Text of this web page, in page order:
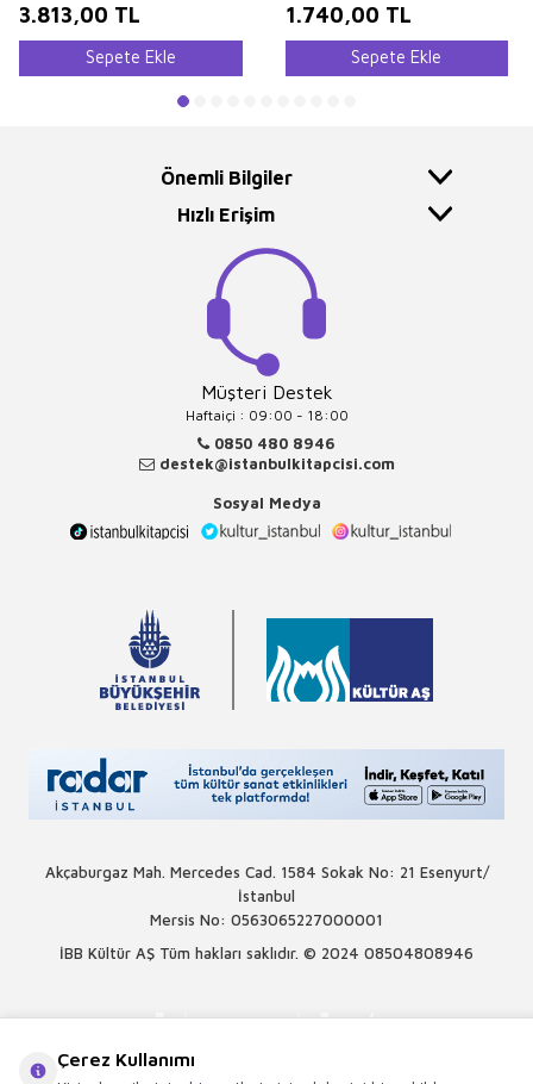
3.813,00 TL
Sepete Ekle
1.740,00 TL
Sepete Ekle
Önemli Bilgiler
Hızlı Erişim
Müşteri Destek
Haftaiçi : 09:00 - 18:00
0850 480 8946
destek@istanbulkitapcisi.com
Sosyal Medya
Akçaburgaz Mah. Mercedes Cad. 1584 Sokak No: 21 Esenyurt/
İstanbul
Mersis No: 0563065227000001
İBB Kültür AŞ Tüm hakları saklıdır. © 2024 08504808946
Çerez Kullanımı